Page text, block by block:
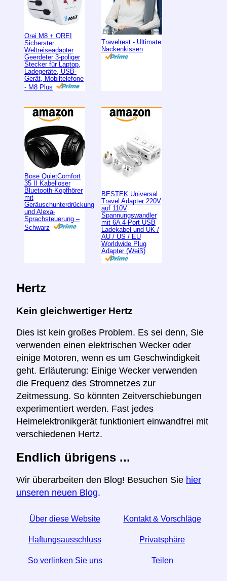
Orei M8 + OREI
Sicherster
Weltreiseadapter
Geerdeter 3-poliger
Stecker für Laptop,
Ladegeräte, USB-
Gerät, Mobiltelefone
- M8 Plus
Travelrest - Ultimate
Nackenkissen
Bose QuietComfort
35 II Kabelloser
Bluetooth-Kopfhörer
mit
Geräuschunterdrückung
und Alexa-
Sprachsteuerung –
Schwarz
BESTEK Universal
Travel Adapter 220V
auf 110V
Spannungswandler
mit 6A 4-Port USB
Ladekabel und UK /
AU / US / EU
Worldwide Plug
Adapter (Weiß)
Hertz
Kein gleichwertiger Hertz
Dies ist kein großes Problem. Es sei denn, Sie
verwenden einen elektrischen Wecker oder
einige Motoren, wenn es um Geschwindigkeit
geht. Erläuterung: Einige Wecker verwenden
die Frequenz des Stromnetzes zur
Zeitmessung. So könnten Zeitverschiebungen
experimentiert werden. Fast jedes
Heimelektronikgerät funktioniert einwandfrei mit
verschiedenen Hertz.
Endlich übrigens ...
Wir überarbeiten den Blog! Besuchen Sie hier
unseren neuen Blog.
Über diese Website Kontakt & Vorschläge
Haftungsausschluss Privatsphäre
So verlinken Sie uns Teilen